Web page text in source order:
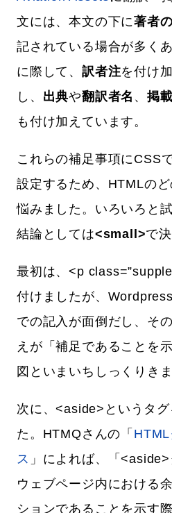
文には、本文の下に著者
記されている場合が多く
に際して、 訳者注を付け
し、 出典や翻訳者名 、掲
も付け加えています。
これらの補足事項にCSS
設定するため、HTMLの
悩みました。いろいろと
結論としては<small>で
最初は、<p
付けましたが、
での記入が面倒だし、そ
えが「補足であることを
図といまいちしっくりき
次に、<aside>というタ
た。HTMQさんの「
ス 」によれば、「
ウェブページ内における
ションであることを示す